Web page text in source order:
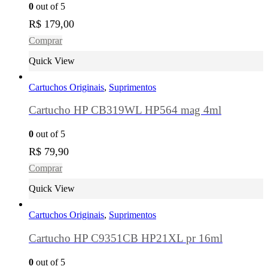
0 out of 5
R$ 179,00
Comprar
Quick View
Cartuchos Originais, Suprimentos
Cartucho HP CB319WL HP564 mag 4ml
0 out of 5
R$ 79,90
Comprar
Quick View
Cartuchos Originais, Suprimentos
Cartucho HP C9351CB HP21XL pr 16ml
0 out of 5